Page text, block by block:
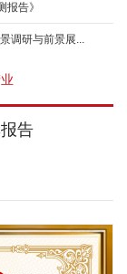
报告》
调研与前景展...
告